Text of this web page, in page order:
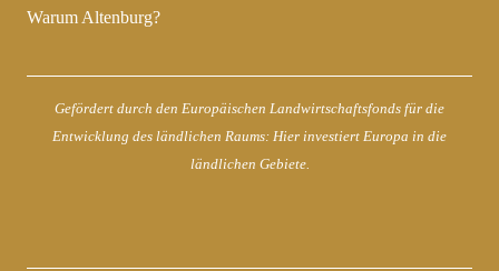
Warum Altenburg?
Gefördert durch den Europäischen Landwirtschaftsfonds für die
Entwicklung des ländlichen Raums: Hier investiert Europa in die
ländlichen Gebiete.